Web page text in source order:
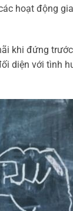
hoạt động
khi đứng
diện với tình